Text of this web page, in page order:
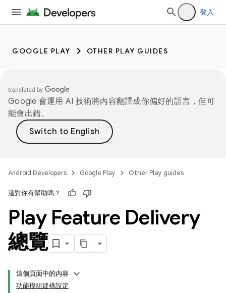
登入
GOOGLE PLAY OTHER PLAY GUIDES
Google 會運用 AI 技術將內容翻譯成你偏好的語言，但可
能會出錯。
Android Developers Google Play Other Play guides
這對你有幫助嗎？
Play Feature Delivery
總覽
這個頁面中的內容
功能模組建構設定